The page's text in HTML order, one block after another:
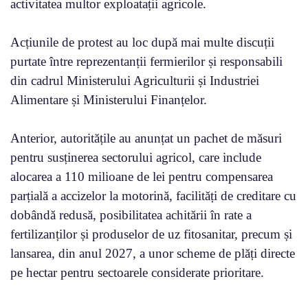
activitatea multor exploatații agricole.
Acțiunile de protest au loc după mai multe discuții
purtate între reprezentanții fermierilor și responsabili
din cadrul Ministerului Agriculturii și Industriei
Alimentare și Ministerului Finanțelor.
Anterior, autoritățile au anunțat un pachet de măsuri
pentru susținerea sectorului agricol, care include
alocarea a 110 milioane de lei pentru compensarea
parțială a accizelor la motorină, facilități de creditare cu
dobândă redusă, posibilitatea achitării în rate a
fertilizanților și produselor de uz fitosanitar, precum și
lansarea, din anul 2027, a unor scheme de plăți directe
pe hectar pentru sectoarele considerate prioritare.